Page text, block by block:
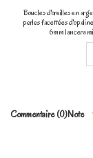
Boucles d'oreilles en
perles facettées
6mm lancera
Note
Commentaire (0)